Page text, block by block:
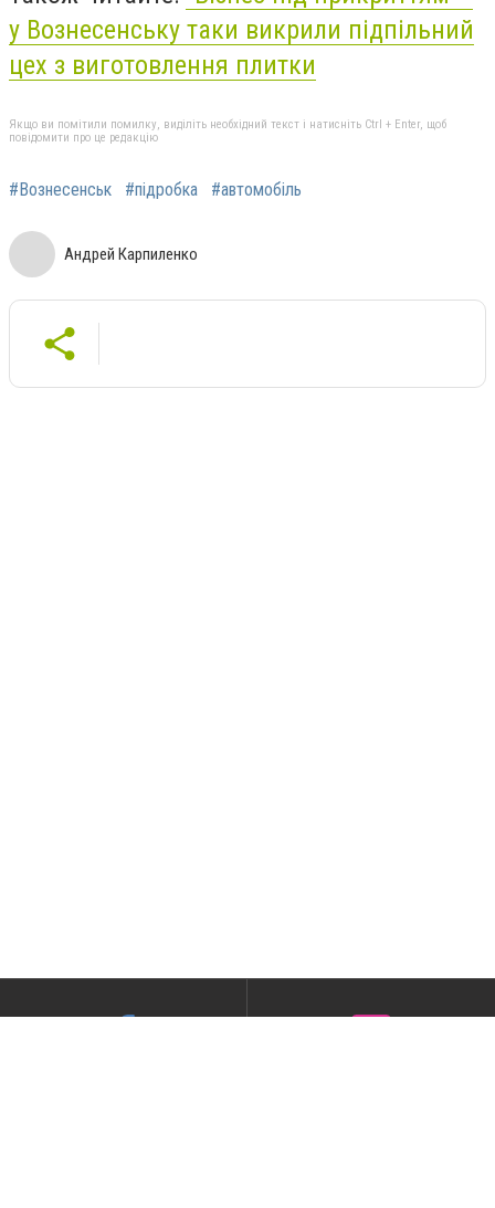
у Вознесенську таки викрили підпільний
цех з виготовлення плитки
Якщо ви помітили помилку, виділіть необхідний текст і натисніть Ctrl + Enter, щоб
повідомити про це редакцію
#Вознесенськ #підробка #автомобіль
Андрей Карпиленко